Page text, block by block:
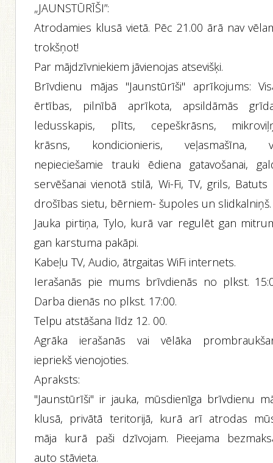
„JAUNSTŪRĪŠI”:
Atrodamies klusā vietā. Pēc 21.00 ārā nav
trokšņot!
Par mājdzīvniekiem jāvienojas atsevišķi.
Brīvdienu mājas "Jaunstūrīši" aprīkojums:
ērtības, pilnībā aprīkota, apsildāmās
ledusskapis, plīts, cepeškrāsns,
krāsns, kondicionieris, veļasmašīna,
nepieciešamie trauki ēdiena gatavošanai,
servēšanai vienotā stilā, Wi-Fi, TV, grils, Batuts
drošības sietu, bērniem- šupoles un slidkalniņš.
Jauka pirtiņa, Tylo, kurā var regulēt gan
gan karstuma pakāpi.
Kabeļu TV, Audio, ātrgaitas WiFi internets.
Ierašanās pie mums brīvdienās no plkst.
Darba dienās no plkst. 17:00.
Telpu atstāšana līdz 12. 00.
Agrāka ierašanās vai vēlāka
iepriekš vienojoties.
Apraksts:
"Jaunstūrīši" ir jauka, mūsdienīga brīvdienu
klusā, privātā teritorijā, kurā arī atrodas
māja kurā paši dzīvojam. Pieejama
auto stāvieta.